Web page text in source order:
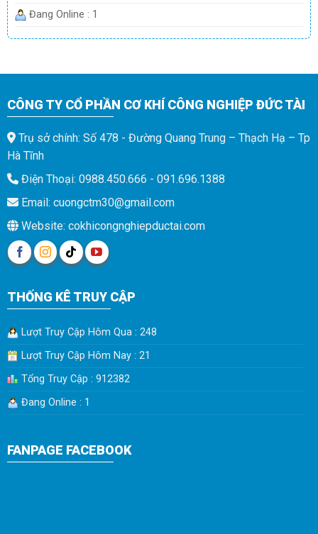
Đang Online : 1
CÔNG TY CỔ PHẦN CƠ KHÍ CÔNG NGHIỆP ĐỨC TÀI
Trụ sở chính: Số 478 - Đường Quang Trung – Thạch Hạ – Tp
Hà Tĩnh
Điện Thoại: 0988.450.666 - 091.696.1388
Email: cuongctm30@gmail.com
Website: cokhicongnghiepductai.com
THỐNG KÊ TRUY CẬP
Lượt Truy Cập Hôm Qua : 248
Lượt Truy Cập Hôm Nay : 21
Tổng Truy Cập : 912382
Đang Online : 1
FANPAGE FACEBOOK